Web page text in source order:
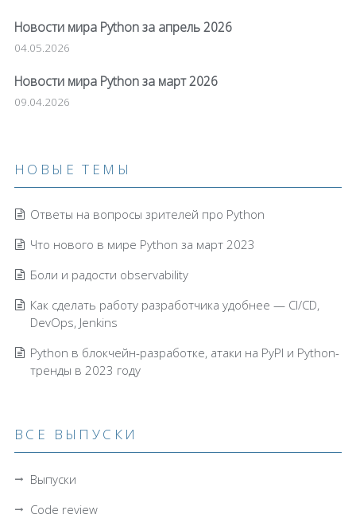
Новости мира Python за апрель 2026
04.05.2026
Новости мира Python за март 2026
09.04.2026
НОВЫЕ ТЕМЫ
Ответы на вопросы зрителей про Python
Что нового в мире Python за март 2023
Боли и радости observability
Как сделать работу разработчика удобнее — CI/CD,
DevOps, Jenkins
Python в блокчейн-разработке, атаки на PyPI и Python-
тренды в 2023 году
ВСЕ ВЫПУСКИ
Выпуски
Code review